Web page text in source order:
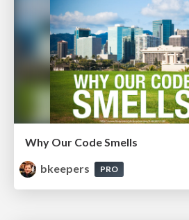
Why Our Code Smells
bkeepers
PRO